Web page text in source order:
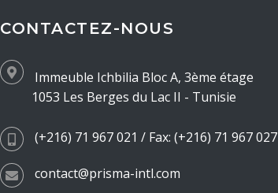
CONTACTEZ-NOUS
Immeuble Ichbilia Bloc A, 3ème étage
1053 Les Berges du Lac II - Tunisie
(+216) 71 967 021 / Fax: (+216) 71 967 027
contact@prisma-intl.com